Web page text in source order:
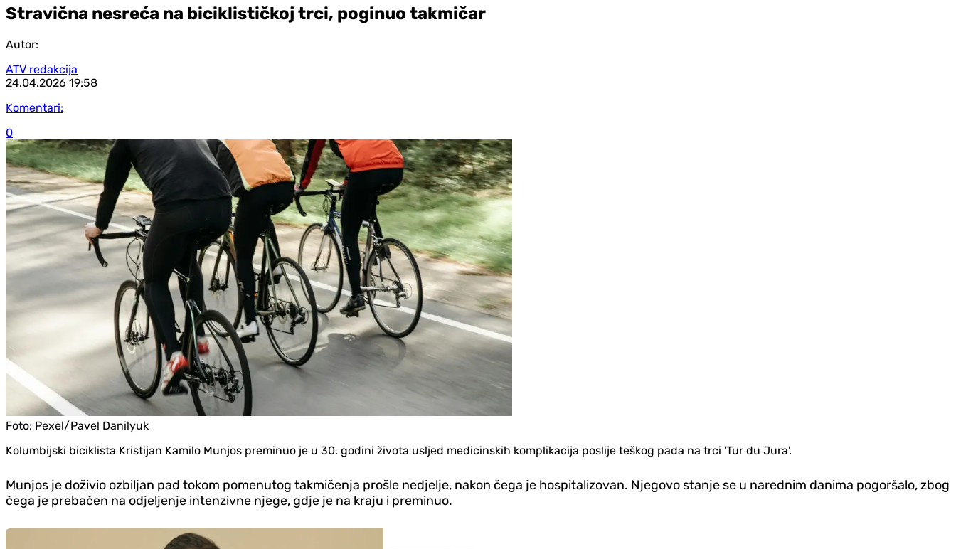
Stravična nesreća na biciklističkoj trci, poginuo takmičar
Autor:
ATV redakcija
24.04.2026 19:58
Komentari:
0
Foto: Pexel/Pavel Danilyuk
Kolumbijski biciklista Kristijan Kamilo Munjos preminuo je u 30. godini života usljed medicinskih komplikacija poslije teškog pada na trci 'Tur du Jura'.
Munjos je doživio ozbiljan pad tokom pomenutog takmičenja prošle nedjelje, nakon čega je hospitalizovan. Njegovo stanje se u narednim danima pogoršalo, zbog
čega je prebačen na odjeljenje intenzivne njege, gdje je na kraju i preminuo.